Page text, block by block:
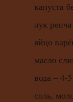
капуста
лук
яйцо
масло
вода – 4-
соль,